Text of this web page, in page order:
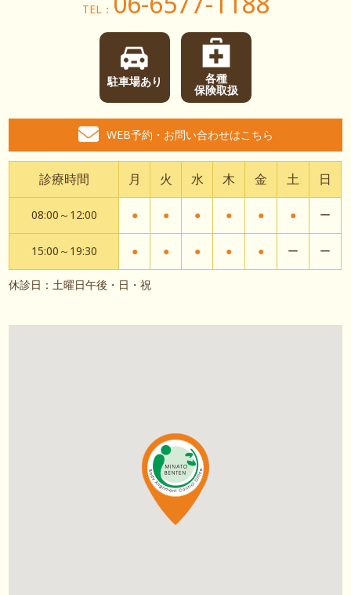
TEL：
駐車場あり
各種
保険取扱
WEB予約・お問い合わせはこちら
診療時間 月 火 水 木 金 土 日
08:00～12:00 ● ● ● ● ● ● ー
15:00～19:30 ● ● ● ● ● ー ー
休診日：土曜日午後・日・祝